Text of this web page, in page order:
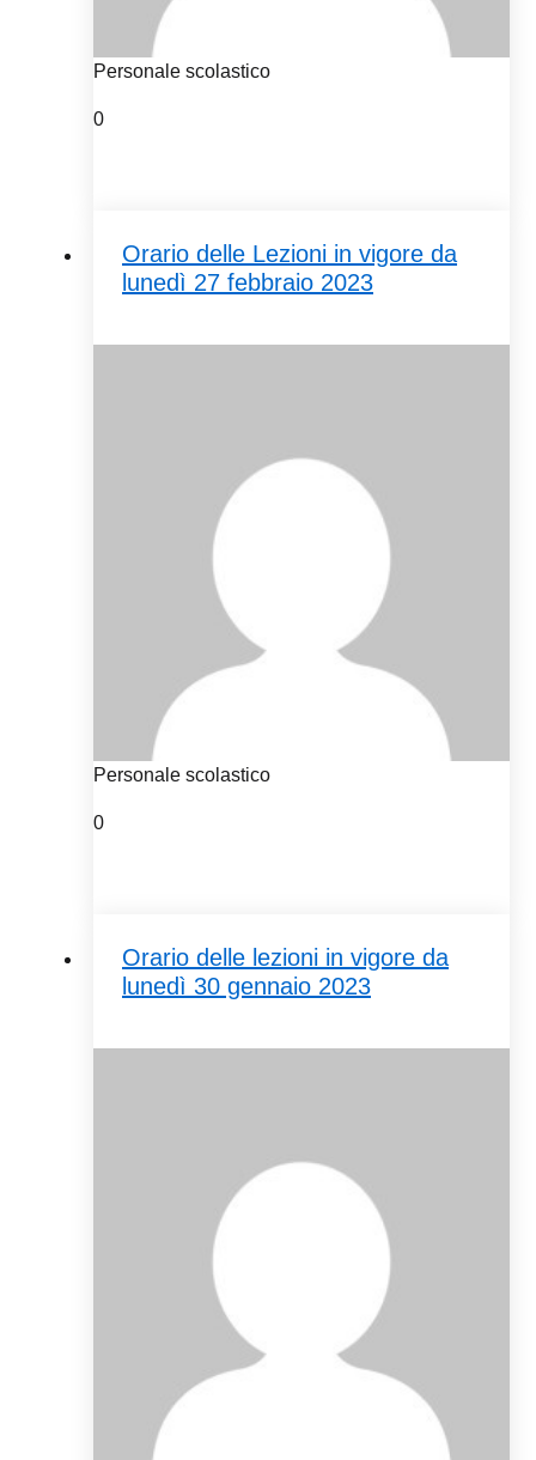
Personale scolastico
0
Orario delle Lezioni in vigore da
lunedì 27 febbraio 2023
Personale scolastico
0
Orario delle lezioni in vigore da
lunedì 30 gennaio 2023